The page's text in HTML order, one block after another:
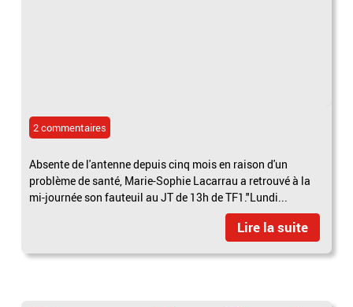
2 commentaires
Absente de l'antenne depuis cinq mois en raison d'un
problème de santé, Marie-Sophie Lacarrau a retrouvé à la
mi-journée son fauteuil au JT de 13h de TF1."Lundi...
Lire la suite